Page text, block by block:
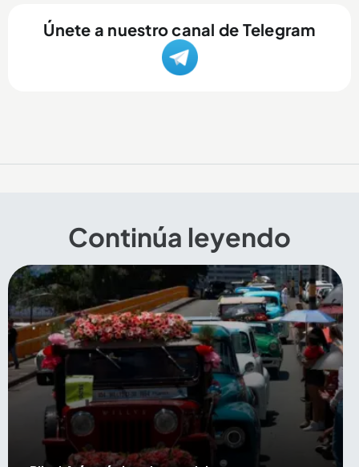
Únete a nuestro canal de Telegram
Continúa leyendo